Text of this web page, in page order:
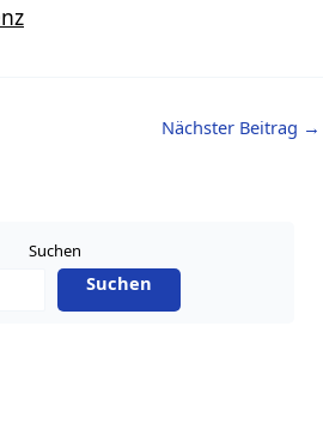
Nächster Beitrag →
Suchen
Suchen